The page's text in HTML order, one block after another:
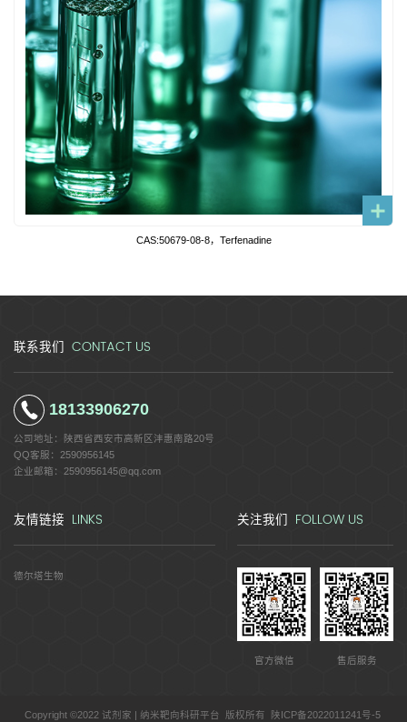
CAS:50679-08-8，Terfenadine
联系我们 CONTACT US
18133906270
公司地址：
陕西省西安市高新区沣惠南路20号
QQ客服： 2590956145
企业邮箱： 2590956145@qq.com
友情链接 LINKS
德尔塔生物
关注我们 FOLLOW US
官方微信 售后服务
Copyright ©2022 试剂家 | 纳米靶向科研平台 版权所有 陕ICP备2022011241号-5